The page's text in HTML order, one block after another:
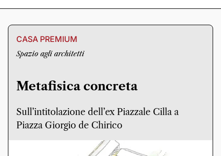
CASA PREMIUM
Spazio agli architetti
Metafisica concreta
Sull’intitolazione dell’ex Piazzale Cilla a
Piazza Giorgio de Chirico